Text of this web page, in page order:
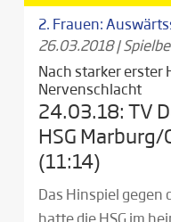
2. Frauen:
26.03.2018|
Nach starker erster
Nervenschlacht
24.03.18: TV
HSG
(11:14)
Das Hinspiel gegen